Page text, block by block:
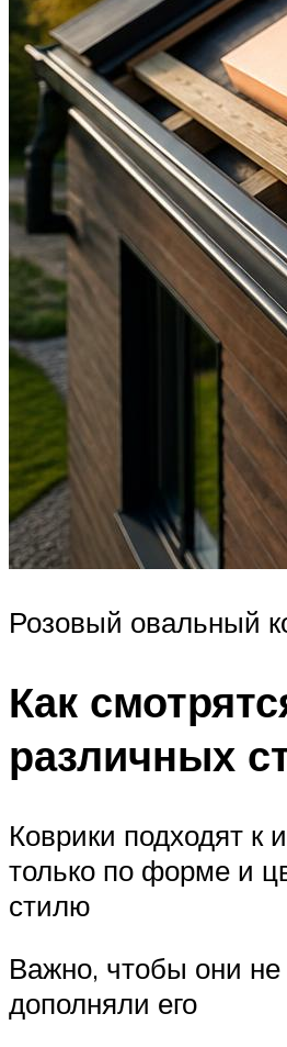
Розовый овальный
Как
различных
Коврики подходят к
только по форме и
стилю
Важно, чтобы они
дополняли его